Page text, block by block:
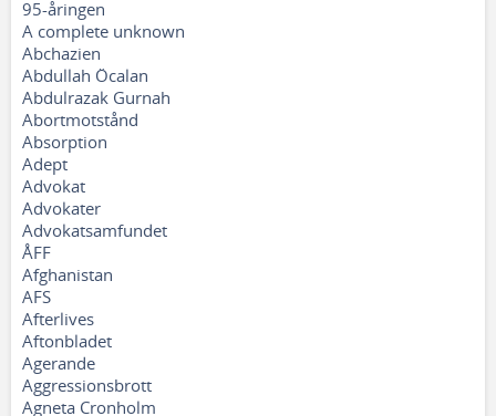
95-åringen
A complete unknown
Abchazien
Abdullah Öcalan
Abdulrazak Gurnah
Abortmotstånd
Absorption
Adept
Advokat
Advokater
Advokatsamfundet
ÅFF
Afghanistan
AFS
Afterlives
Aftonbladet
Agerande
Aggressionsbrott
Agneta Cronholm